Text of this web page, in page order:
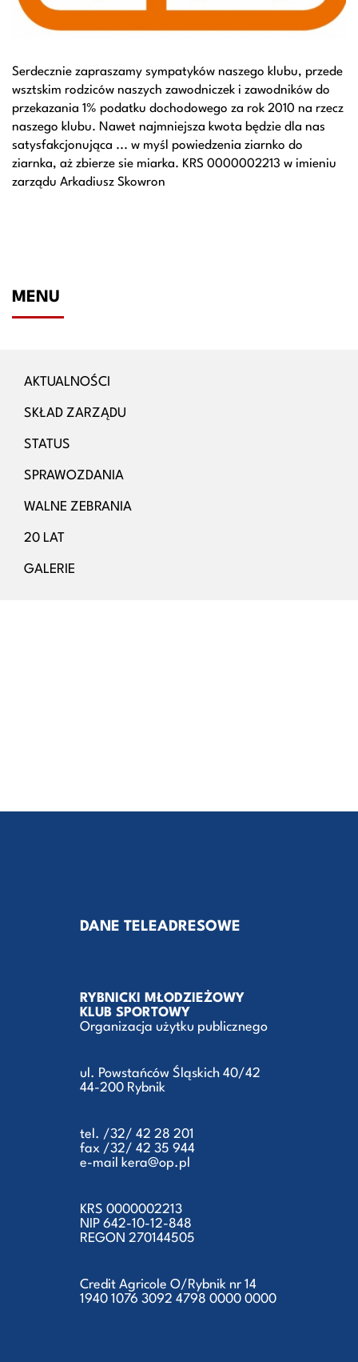
Serdecznie zapraszamy sympatyków naszego klubu, przede
wsztskim rodziców naszych zawodniczek i zawodników do
przekazania 1% podatku dochodowego za rok 2010 na rzecz
naszego klubu. Nawet najmniejsza kwota będzie dla nas
satysfakcjonująca ... w myśl powiedzenia ziarnko do
ziarnka, aż zbierze sie miarka. KRS 0000002213 w imieniu
zarządu Arkadiusz Skowron
MENU
AKTUALNOŚCI
SKŁAD ZARZĄDU
STATUS
SPRAWOZDANIA
WALNE ZEBRANIA
20 LAT
GALERIE
DANE TELEADRESOWE
RYBNICKI MŁODZIEŻOWY
KLUB SPORTOWY
Organizacja użytku publicznego
ul. Powstańców Śląskich 40/42
44-200 Rybnik
tel. /32/ 42 28 201
fax /32/ 42 35 944
e-mail kera@op.pl
KRS 0000002213
NIP 642-10-12-848
REGON 270144505
Credit Agricole O/Rybnik nr 14
1940 1076 3092 4798 0000 0000